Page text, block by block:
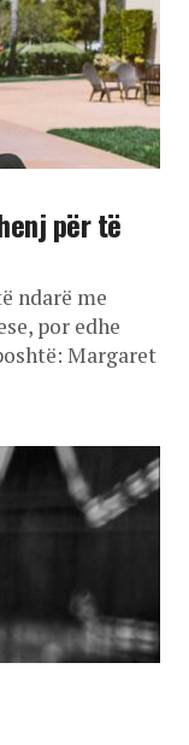
për të
ndarë me
por edhe
Margaret